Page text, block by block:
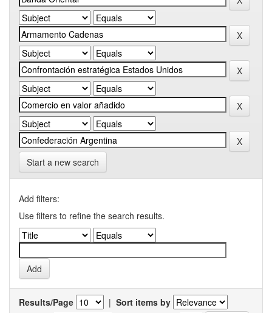
Start a new search
Add filters:
Use filters to refine the search results.
Results/Page | Sort items by